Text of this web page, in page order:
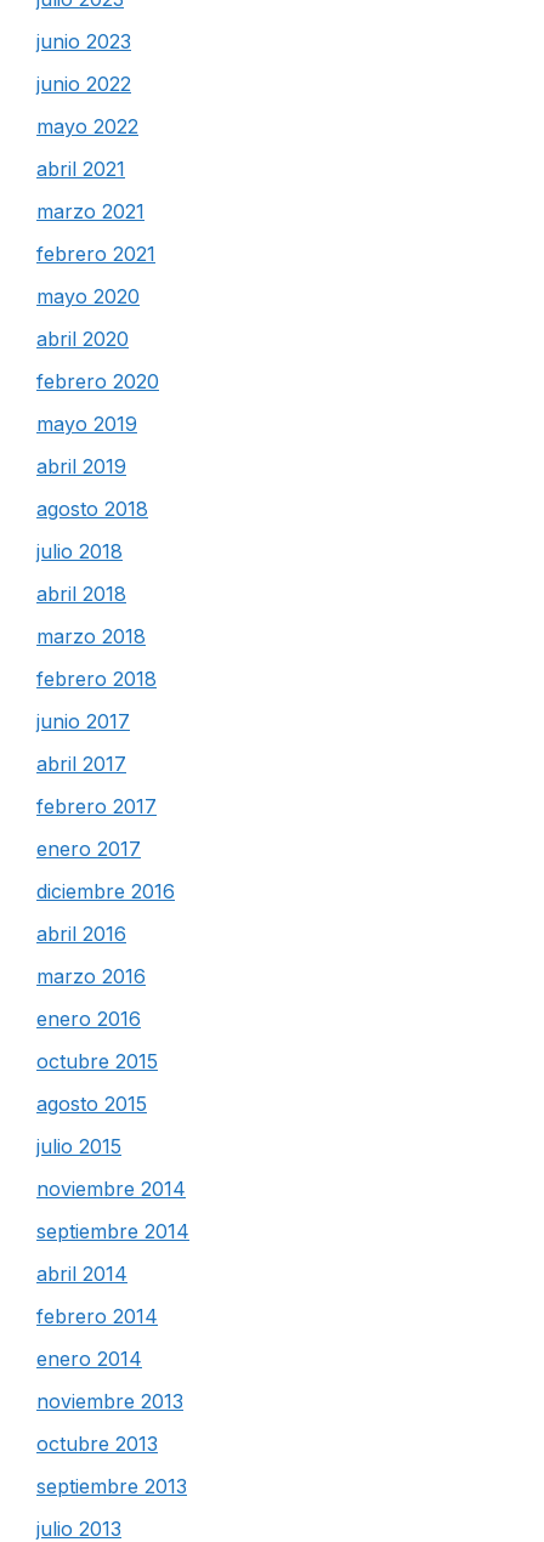
junio 2023
junio 2022
mayo 2022
abril 2021
marzo 2021
febrero 2021
mayo 2020
abril 2020
febrero 2020
mayo 2019
abril 2019
agosto 2018
julio 2018
abril 2018
marzo 2018
febrero 2018
junio 2017
abril 2017
febrero 2017
enero 2017
diciembre 2016
abril 2016
marzo 2016
enero 2016
octubre 2015
agosto 2015
julio 2015
noviembre 2014
septiembre 2014
abril 2014
febrero 2014
enero 2014
noviembre 2013
octubre 2013
septiembre 2013
julio 2013